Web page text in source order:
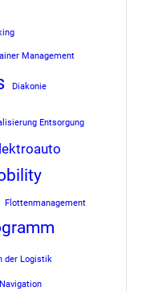
Management
Diakonie
Entsorgung
Flottenmanagement
der Logistik
Navigation